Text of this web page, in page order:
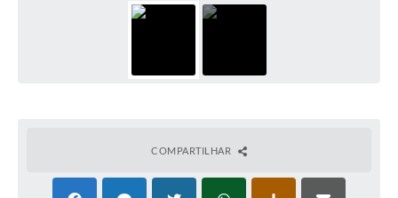
COMPARTILHAR